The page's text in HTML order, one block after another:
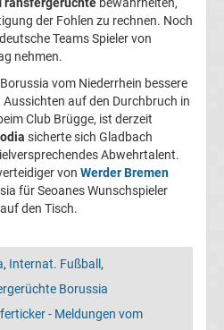
der Fohlen zu rechnen. Noch
Teams Spieler von
nehmen.
vom Niederrhein bessere
auf den Durchbruch in
Club Brügge, ist derzeit
sicherte sich Gladbach
Abwehrtalent.
von Werder Bremen
für Seoanes Wunschspieler
den Tisch.
, Internat. Fußball,
Borussia
- Meldungen vom